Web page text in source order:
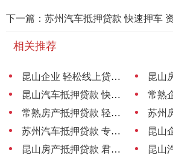
下一篇：苏州汽车抵押贷款 快速押车
相关推荐
昆山企业 轻松线上贷款 资金无忧
昆山房产
昆山汽车抵押贷款 快速放款 安心无忧
常熟企
常熟房产抵押贷款 轻松贷
苏州房产
苏州汽车抵押贷款 专业中介服务
昆山企业
昆山房产抵押贷款 君联助力轻松融资
昆山汽车